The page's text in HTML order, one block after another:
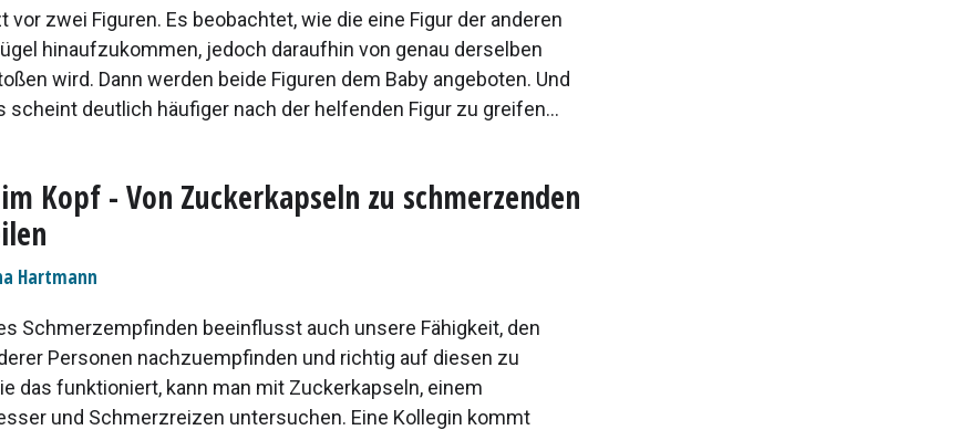
vor zwei Figuren. Es beobachtet, wie die eine Figur der anderen
hinaufzukommen, jedoch daraufhin von genau derselben
wird. Dann werden beide Figuren dem Baby angeboten. Und
scheint deutlich häufiger nach der helfenden Figur zu greifen...
Kopf - Von Zuckerkapseln zu schmerzenden
Hartmann
Schmerzempfinden beeinflusst auch unsere Fähigkeit, den
Personen nachzuempfinden und richtig auf diesen zu
das funktioniert, kann man mit Zuckerkapseln, einem
und Schmerzreizen untersuchen. Eine Kollegin kommt